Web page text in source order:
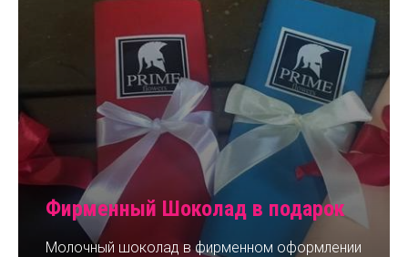
Фирменный Шоколад в подарок
Молочный шоколад в фирменном оформлении